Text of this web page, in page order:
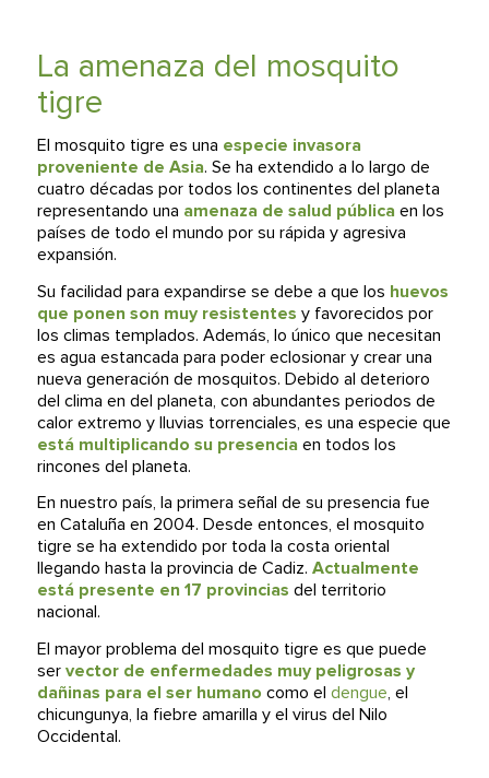
La amenaza del mosquito
tigre
El mosquito tigre es una especie invasora
proveniente de Asia. Se ha extendido a lo largo de
cuatro décadas por todos los continentes del planeta
representando una amenaza de salud pública en los
países de todo el mundo por su rápida y agresiva
expansión.
Su facilidad para expandirse se debe a que los huevos
que ponen son muy resistentes y favorecidos por
los climas templados. Además, lo único que necesitan
es agua estancada para poder eclosionar y crear una
nueva generación de mosquitos. Debido al deterioro
del clima en del planeta, con abundantes periodos de
calor extremo y lluvias torrenciales, es una especie que
está multiplicando su presencia en todos los
rincones del planeta.
En nuestro país, la primera señal de su presencia fue
en Cataluña en 2004. Desde entonces, el mosquito
tigre se ha extendido por toda la costa oriental
llegando hasta la provincia de Cadiz. Actualmente
está presente en 17 provincias del territorio
nacional.
El mayor problema del mosquito tigre es que puede
ser vector de enfermedades muy peligrosas y
dañinas para el ser humano como el dengue, el
chicungunya, la fiebre amarilla y el virus del Nilo
Occidental.